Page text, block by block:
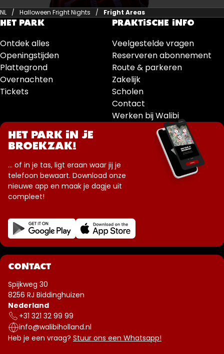
NL Halloween Fright Nights
Fright Areas
HET PARK
Ontdek alles
Openingstijden
Plattegrond
Overnachten
Tickets
PRAKTISCHE INFO
Veelgestelde vragen
Reserveren abonnement
Route & parkeren
Zakelijk
Scholen
Contact
Werken bij Walibi
HET PARK IN JE
BROEKZAK!
... of in je tas, ligt eraan waar jij je
telefoon bewaart. Download onze
nieuwe app en maak je dagje uit
compleet!
CONTACT
Spijkweg 30
8256 RJ Biddinghuizen
Nederland
+31 321 32 99 99
info@walibiholland.nl
Heb je een vraag? Stuur ons een Whatsapp!